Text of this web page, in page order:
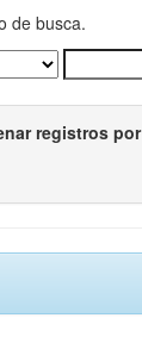
de busca.
registros por